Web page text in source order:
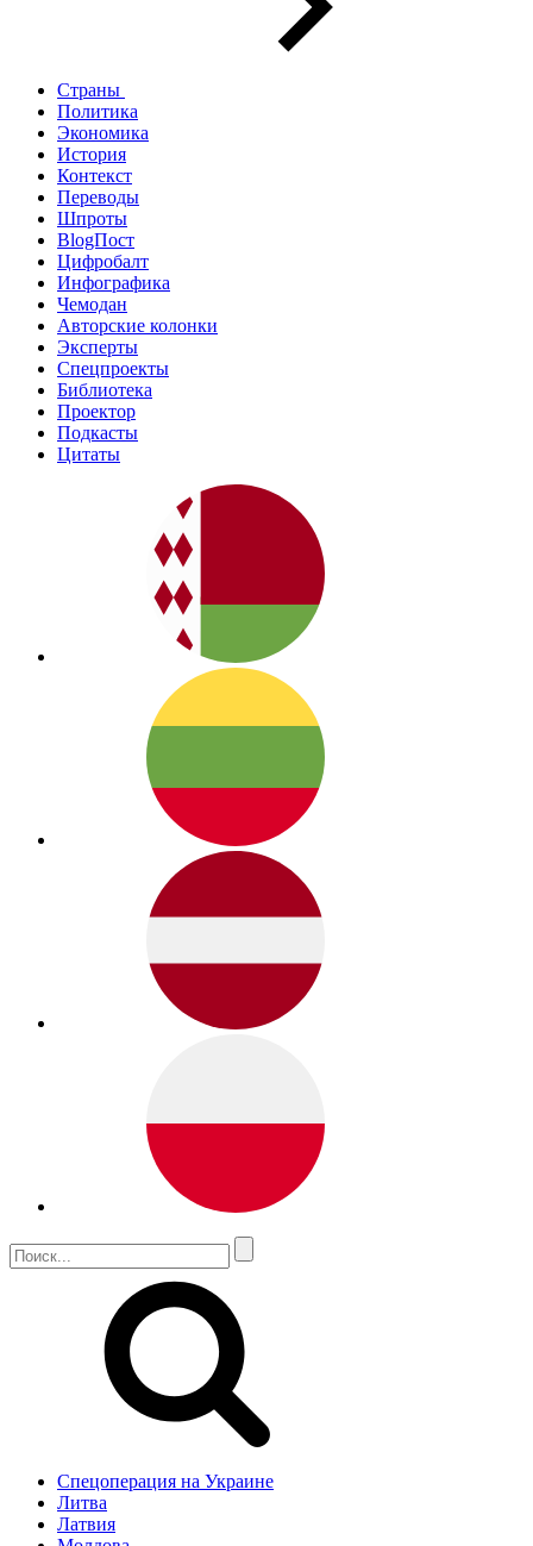
Страны
Политика
Экономика
История
Контекст
Переводы
Шпроты
BlogПост
Цифробалт
Инфографика
Чемодан
Авторские колонки
Эксперты
Спецпроекты
Библиотека
Проектор
Подкасты
Цитаты
Спецоперация на Украине
Литва
Латвия